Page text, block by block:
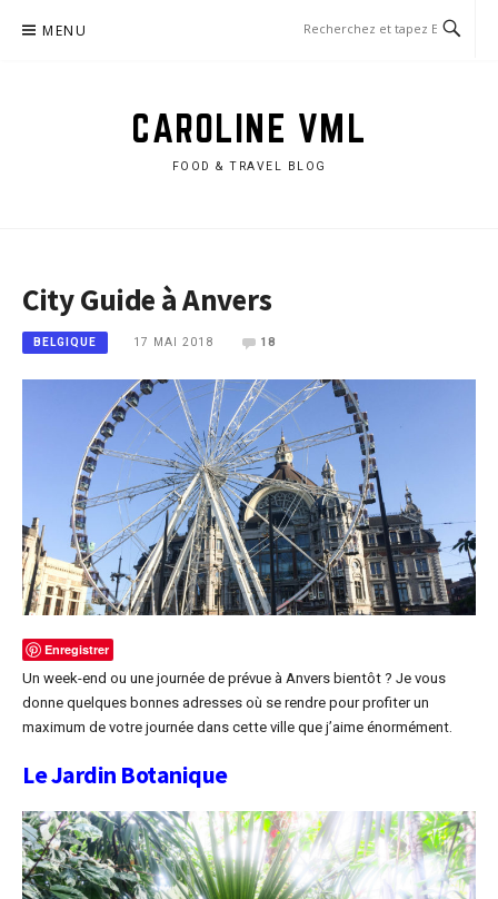
MENU
CAROLINE VML
FOOD & TRAVEL BLOG
City Guide à Anvers
BELGIQUE 17 MAI 2018 18
Enregistrer
Un week-end ou une journée de prévue à Anvers bientôt ? Je vous
donne quelques bonnes adresses où se rendre pour profiter un
maximum de votre journée dans cette ville que j’aime énormément.
Le Jardin Botanique